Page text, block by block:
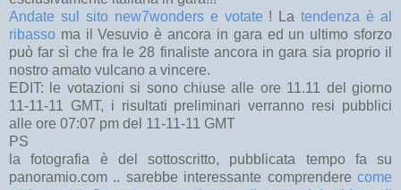
Andate sul sito new7wonders e votate ! La tendenza è al
ribasso ma il Vesuvio è ancora in gara ed un ultimo sforzo
può far sì che fra le 28 finaliste ancora in gara sia proprio il
nostro amato vulcano a vincere.
EDIT: le votazioni si sono chiuse alle ore 11.11 del giorno
11-11-11 GMT, i risultati preliminari verranno resi pubblici
alle ore 07:07 pm del 11-11-11 GMT
PS
la fotografia è del sottoscritto, pubblicata tempo fa su
panoramio.com .. sarebbe interessante comprendere come